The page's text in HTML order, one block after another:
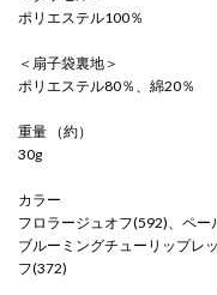
ポリエステル100％
＜扇子袋裏地＞
ポリエステル80％、綿20％
重量 （約）
30g
カラー
フロラージュオフ(592)、ペー
ブルーミングチューリップレ
フ(372)